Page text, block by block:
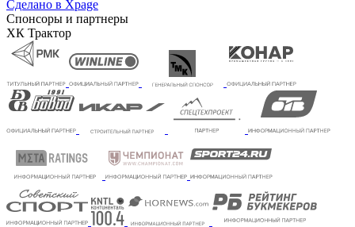
Сделано в Xpage
Спонсоры и партнеры
ХК Трактор